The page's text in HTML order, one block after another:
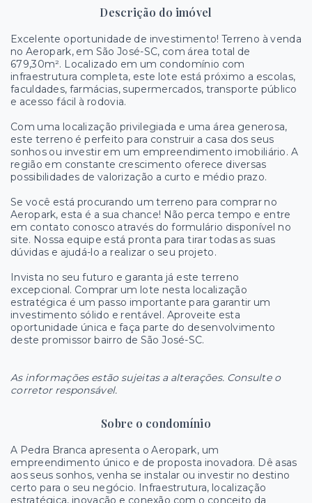
Descrição do imóvel
Excelente oportunidade de investimento! Terreno à venda
no Aeropark, em São José-SC, com área total de
679,30m². Localizado em um condomínio com
infraestrutura completa, este lote está próximo a escolas,
faculdades, farmácias, supermercados, transporte público
e acesso fácil à rodovia.
Com uma localização privilegiada e uma área generosa,
este terreno é perfeito para construir a casa dos seus
sonhos ou investir em um empreendimento imobiliário. A
região em constante crescimento oferece diversas
possibilidades de valorização a curto e médio prazo.
Se você está procurando um terreno para comprar no
Aeropark, esta é a sua chance! Não perca tempo e entre
em contato conosco através do formulário disponível no
site. Nossa equipe está pronta para tirar todas as suas
dúvidas e ajudá-lo a realizar o seu projeto.
Invista no seu futuro e garanta já este terreno
excepcional. Comprar um lote nesta localização
estratégica é um passo importante para garantir um
investimento sólido e rentável. Aproveite esta
oportunidade única e faça parte do desenvolvimento
deste promissor bairro de São José-SC.
As informações estão sujeitas a alterações. Consulte o
corretor responsável.
Sobre o condomínio
A Pedra Branca apresenta o Aeropark, um
empreendimento único e de proposta inovadora. Dê asas
aos seus sonhos, venha se instalar ou investir no destino
certo para o seu negócio. Infraestrutura, localização